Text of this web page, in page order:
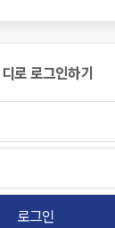
로 로그인하기
아이디
비밀번호
로그인